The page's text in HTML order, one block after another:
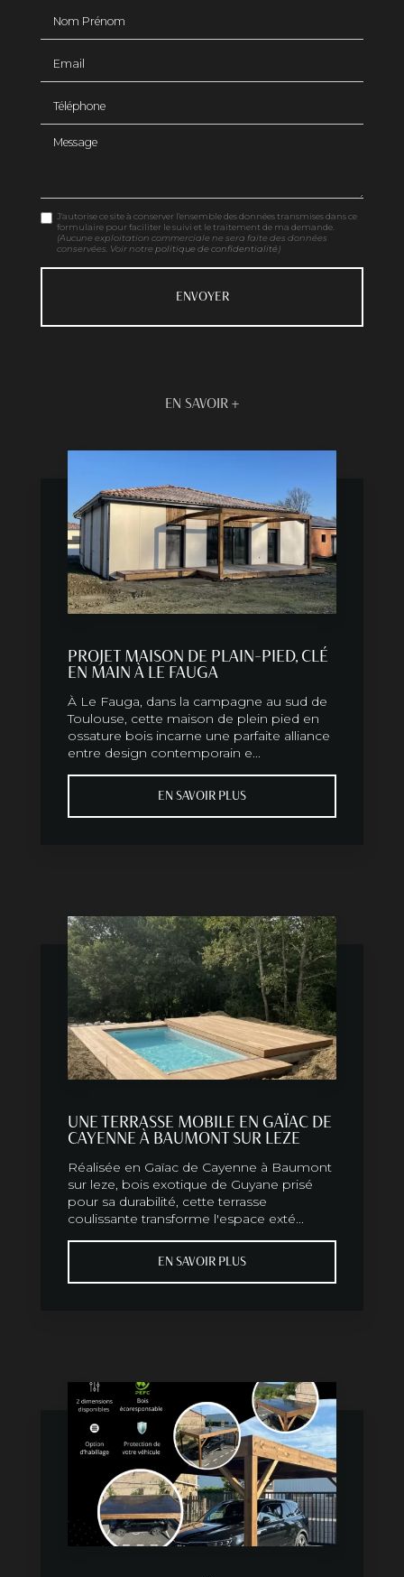
Message
J'autorise ce site à conserver l'ensemble des données transmises dans ce
formulaire pour faciliter le suivi et le traitement de ma demande.
(Aucune exploitation commerciale ne sera faite des données
conservées. Voir notre politique de confidentialité)
EN SAVOIR +
PROJET MAISON DE PLAIN-PIED, CLÉ
EN MAIN À LE FAUGA
À Le Fauga, dans la campagne au sud de
Toulouse, cette maison de plein pied en
ossature bois incarne une parfaite alliance
entre design contemporain e...
EN SAVOIR PLUS
UNE TERRASSE MOBILE EN GAÏAC DE
CAYENNE À BAUMONT SUR LEZE
Réalisée en Gaïac de Cayenne à Baumont
sur leze, bois exotique de Guyane prisé
pour sa durabilité, cette terrasse
coulissante transforme l'espace exté...
EN SAVOIR PLUS